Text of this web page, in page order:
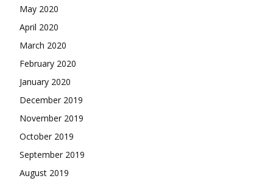
May 2020
April 2020
March 2020
February 2020
January 2020
December 2019
November 2019
October 2019
September 2019
August 2019